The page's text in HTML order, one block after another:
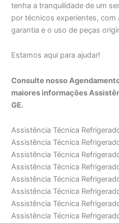
tenha a tranquilidade de um
por técnicos experientes, com
garantia e o uso de peças
Estamos aqui para ajudar!
Consulte nosso
maiores informações
GE.
Assistência Técnica
Assistência Técnica
Assistência Técnica
Assistência Técnica
Assistência Técnica
Assistência Técnica
Assistência Técnica
Assistência Técnica